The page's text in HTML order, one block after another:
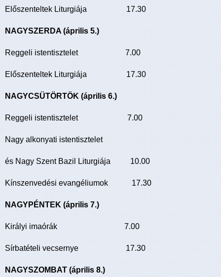
Előszenteltek Liturgiája 17.30
NAGYSZERDA (április 5.)
Reggeli istentisztelet 7.00
Előszenteltek Liturgiája 17.30
NAGYCSÜTÖRTÖK (április 6.)
Reggeli istentisztelet 7.00
Nagy alkonyati istentisztelet
és Nagy Szent Bazil Liturgiája 10.00
Kínszenvedési evangéliumok 17.30
NAGYPÉNTEK (április 7.)
Királyi imaórák 7.00
Sírbatételi vecsernye 17.30
NAGYSZOMBAT (április 8.)